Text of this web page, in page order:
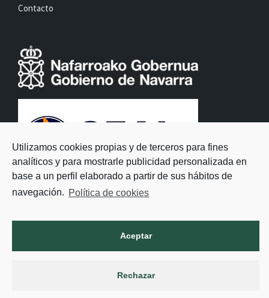
Utilizamos cookies propias y de terceros para fines
analíticos y para mostrarle publicidad personalizada en
base a un perfil elaborado a partir de sus hábitos de
navegación. Política de cookies
Aceptar
Rechazar
Contacto